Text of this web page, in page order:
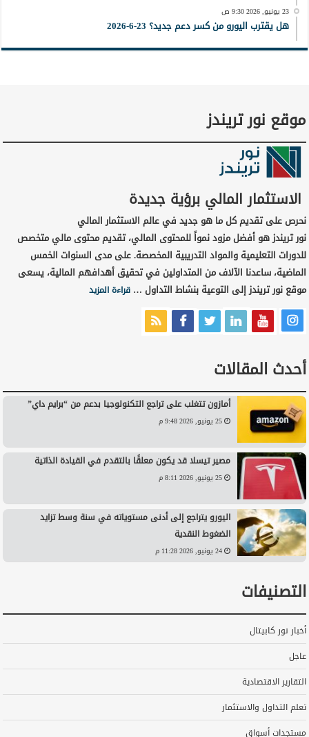
23 يونيو, 2026 9:30 ص
هل يقترب اليورو من كسر دعم جديد؟ 23-6-2026
موقع نور تريندز
الاستثمار المالي برؤية جديدة
نحرص على تقديم كل ما هو جديد في عالم الاستثمار المالي
نور تريندز هو أفضل مزود نمواً للمحتوى المالي، تقديم محتوى مالي متخصص
للدورات التعليمية والمواد التدريبية المخصصة. على مدى السنوات الخمس
الماضية، ساعدنا الآلاف من المتداولين في تحقيق أهدافهم المالية، يسعى
موقع نور تريندز إلى التوعية بنشاط التداول …قراءة المزيد
أحدث المقالات
أمازون تتغلب على تراجع التكنولوجيا بدعم من “برايم داي”
25 يونيو, 2026 9:48 م
مصير تيسلا قد يكون معلقًا بالتقدم في القيادة الذاتية
25 يونيو, 2026 8:11 م
اليورو يتراجع إلى أدنى مستوياته في سنة وسط تزايد
الضغوط النقدية
24 يونيو, 2026 11:28 م
التصنيفات
أخبار نور كابيتال
عاجل
التقارير الاقتصادية
تعلم التداول والاستثمار
مستجدات أسواق